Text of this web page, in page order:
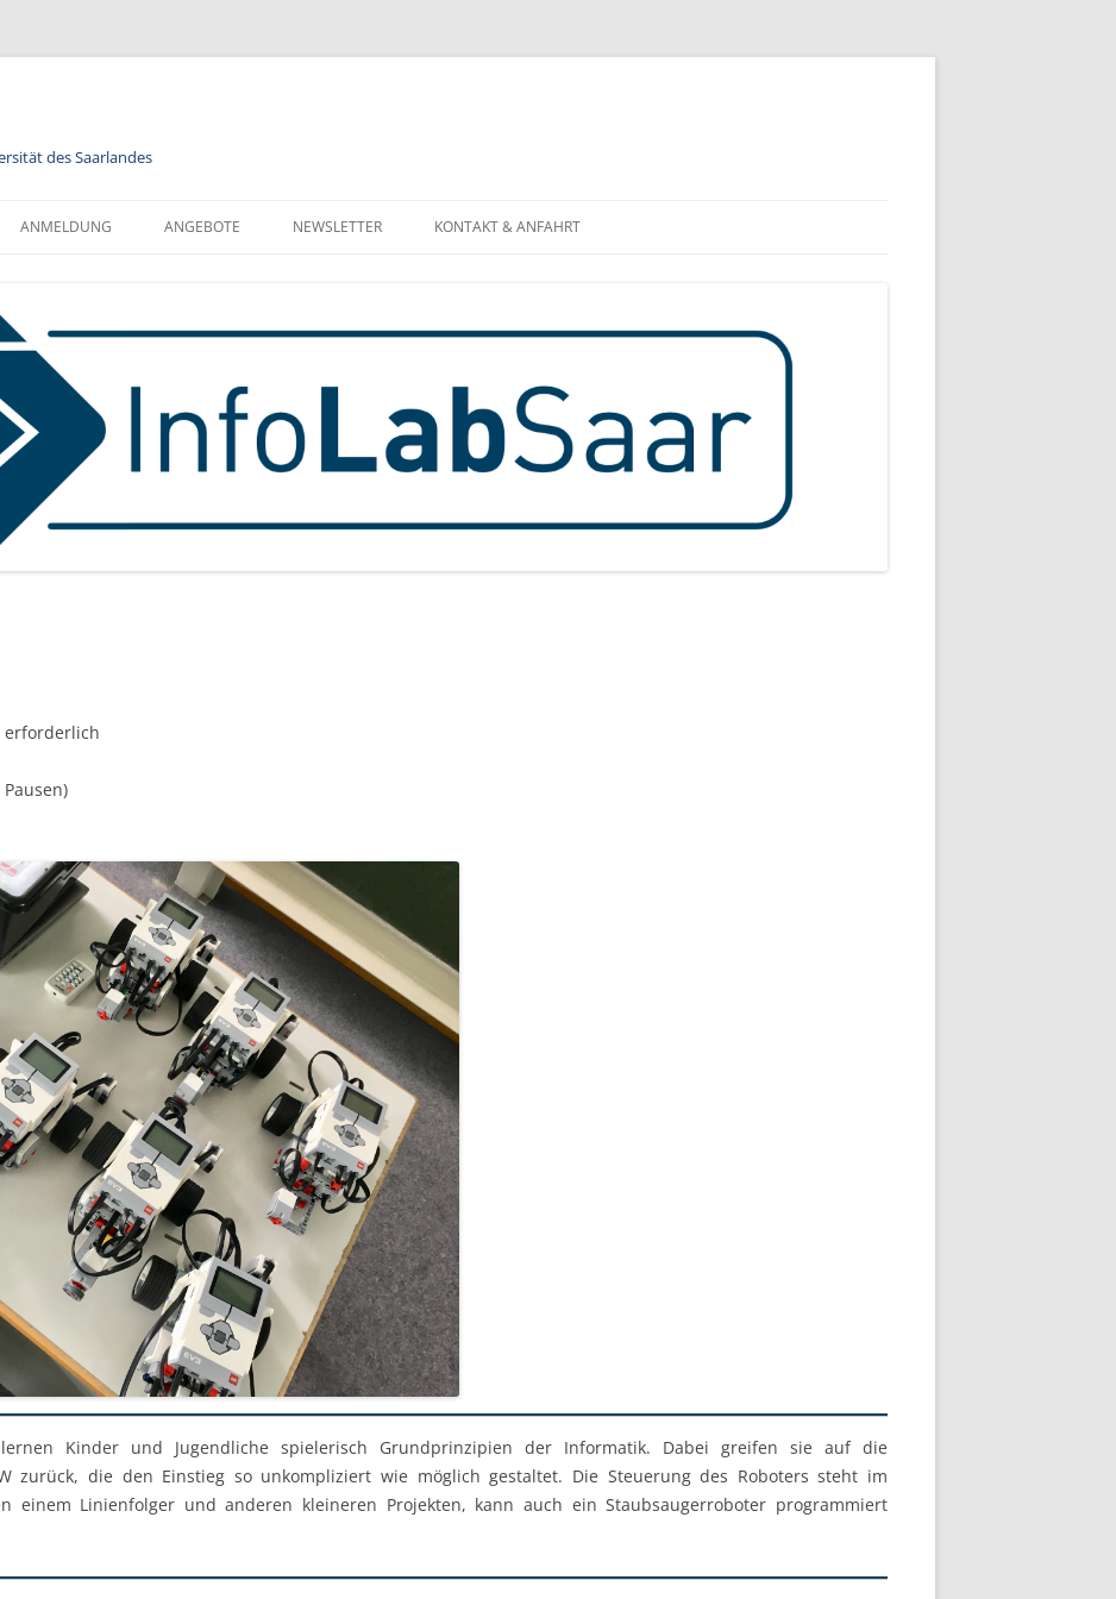
des Saarlandes
ANMELDUNG
INFORMATIONEN ZUR
ANMELDUNG
ANMELDUNG FÜR KLASSEN
ANGEBOTE
BERUFSORIENTIERUNG
NEWSLETTER
NEWSLETTER FÜR LEHRKRÄFTE
KONTAKT & ANFAHRT
erforderlich
Kinder und Jugendliche spielerisch Grundprinzipien der Informatik. Dabei greifen sie auf die
zurück, die den Einstieg so unkompliziert wie möglich gestaltet. Die Steuerung des Roboters steht im
einem Linienfolger und anderen kleineren Projekten, kann auch ein Staubsaugerroboter programmiert